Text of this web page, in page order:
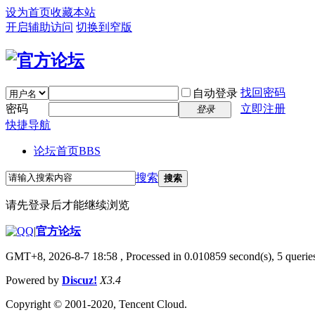
设为首页收藏本站
开启辅助访问 切换到窄版
自动登录 找回密码
密码
登录
立即注册
快捷导航
论坛首页BBS
搜索 搜索
请先登录后才能继续浏览
|官方论坛
GMT+8, 2026-8-7 18:58 , Processed in 0.010859 second(s), 5
Powered by Discuz! X3.4
Copyright © 2001-2020, Tencent Cloud.